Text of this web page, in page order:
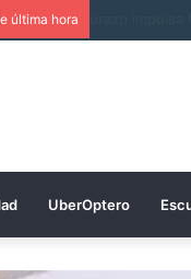
última hora
UberOptero